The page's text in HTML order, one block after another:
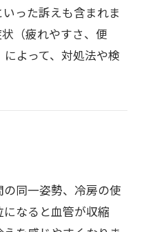
った訴えも含まれま
（疲れやすさ、便
よって、対処法や検
同一姿勢、冷房の使
なると血管が収縮